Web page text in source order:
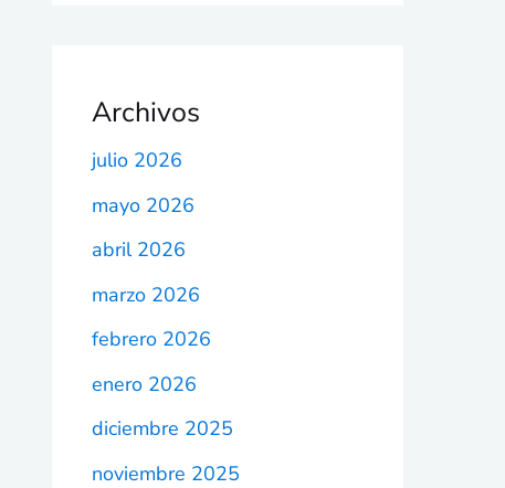
Archivos
julio 2026
mayo 2026
abril 2026
marzo 2026
febrero 2026
enero 2026
diciembre 2025
noviembre 2025